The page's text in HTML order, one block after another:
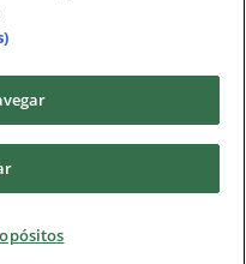
Marketing S.L.U. –
privacidad